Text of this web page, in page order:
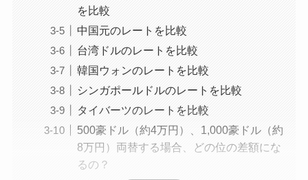
を比較
中国元のレートを比較
台湾ドルのレートを比較
韓国ウォンのレートを比較
シンガポールドルのレートを比較
タイバーツのレートを比較
500豪ドル（約4万円）、1,000豪ドル（約
8万円）両替する場合、どの位の差額にな
るの？